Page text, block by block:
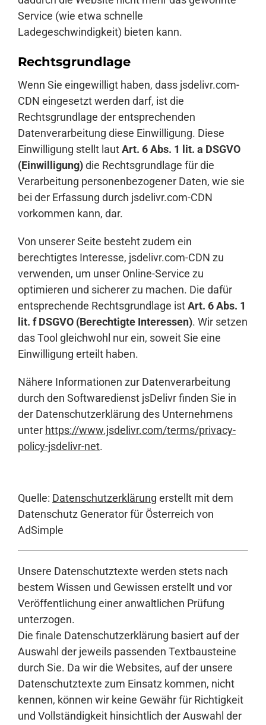
Service (wie etwa schnelle
Ladegeschwindigkeit) bieten kann.
Rechtsgrundlage
Wenn Sie eingewilligt haben, dass jsdelivr.com-
CDN eingesetzt werden darf, ist die
Rechtsgrundlage der entsprechenden
Datenverarbeitung diese Einwilligung. Diese
Einwilligung stellt lautArt. 6 Abs. 1 lit. a DSGVO
(Einwilligung)die Rechtsgrundlage für die
Verarbeitung personenbezogener Daten, wie sie
bei der Erfassung durch jsdelivr.com-CDN
vorkommen kann, dar.
Von unserer Seite besteht zudem ein
berechtigtes Interesse, jsdelivr.com-CDN zu
verwenden, um unser Online-Service zu
optimieren und sicherer zu machen. Die dafür
entsprechende Rechtsgrundlage istArt. 6 Abs. 1
lit. f DSGVO (Berechtigte Interessen). Wir setzen
das Tool gleichwohl nur ein, soweit Sie eine
Einwilligung erteilt haben.
Nähere Informationen zur Datenverarbeitung
durch den Softwaredienst jsDelivr finden Sie in
der Datenschutzerklärung des Unternehmens
unter https://www.jsdelivr.com/terms/privacy-
policy-jsdelivr-net.
Quelle: Datenschutzerklärung erstellt mit dem
Datenschutz Generator für Österreich von
AdSimple
Unsere Datenschutztexte werden stets nach
bestem Wissen und Gewissen erstellt und vor
Veröffentlichung einer anwaltlichen Prüfung
unterzogen.
Die finale Datenschutzerklärung basiert auf der
Auswahl der jeweils passenden Textbausteine
durch Sie. Da wir die Websites, auf der unsere
Datenschutztexte zum Einsatz kommen, nicht
kennen, können wir keine Gewähr für Richtigkeit
und Vollständigkeit hinsichtlich der Auswahl der